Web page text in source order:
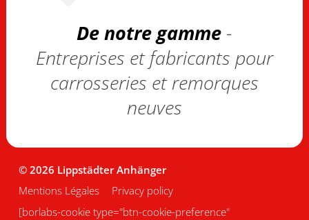
De notre gamme -
Entreprises et fabricants pour
carrosseries et remorques
neuves
© 2026 Lippstädter Anhänger
Mentions Légales
Privacy policy
[borlabs-cookie type="btn-cookie-preference"